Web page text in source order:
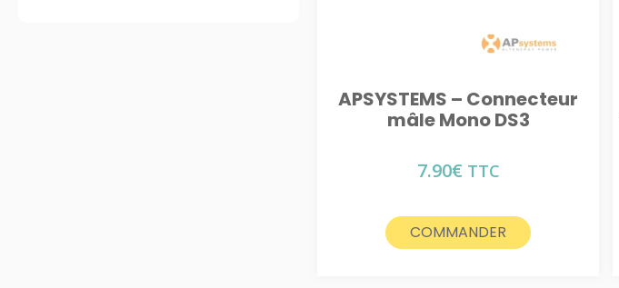
APSYSTEMS – Connecteur
mâle Mono DS3
7.90€ TTC
COMMANDER